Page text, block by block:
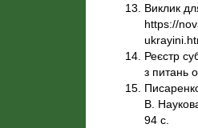
Виклик
https://
Реєстр
з питань
В.
94 с.